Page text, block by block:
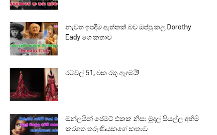
නැවත ඉපදීම ඇත්තක් බව ඔප්පු කල Dorothy
Eady ගෙ කතාව
රටවල් 51, එක රතු ඇඳුමයි!
ඔන්ලයින් පේමට් එකක් නිසා මුදල් සියල්ල අහිමි
කරගත් තරුණියකගේ කතාව